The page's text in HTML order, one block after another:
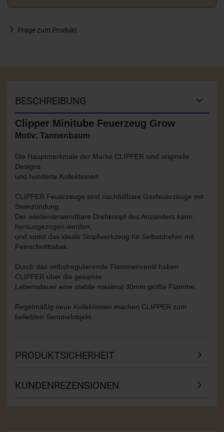
Frage zum Produkt
BESCHREIBUNG
Clipper Minitube Feuerzeug Grow
Motiv: Tannenbaum
Die Hauptmerkmale der Marke CLIPPER sind originelle
Designs
und hunderte Kollektionen.
CLIPPER Feuerzeuge sind nachfüllbare Gasfeuerzeuge mit
Steinzündung.
Der wiederverwendbare Drehknopf des Anzünders kann
herausgezogen werden,
und somit das ideale Stopfwerkzeug für Selbstdreher mit
Feinschnitttabak.
Durch das selbstregulierende Flammenventil haben
CLIPPER über die gesamte
Lebensdauer eine stabile maximal 30mm große Flamme.
Regelmäßig neue Kollektionen machen CLIPPER zum
beliebten Sammelobjekt.
PRODUKTSICHERHEIT
KUNDENREZENSIONEN